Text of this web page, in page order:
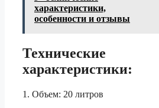
характеристики,
особенности и отзывы
Технические
характеристики:
1. Объем: 20 литров